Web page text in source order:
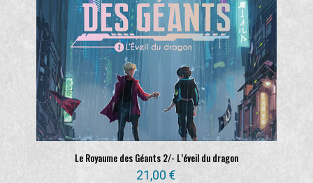
Le Royaume des Géants 2/- L’éveil du dragon
21,00€